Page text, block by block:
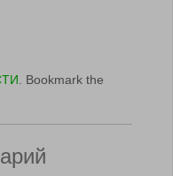
. Bookmark the